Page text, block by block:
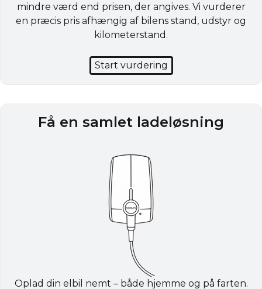
mindre værd end prisen, der angives. Vi vurderer
en præcis pris afhængig af bilens stand, udstyr og
kilometerstand.
Start vurdering
Få en samlet ladeløsning
Oplad din elbil nemt – både hjemme og på farten.